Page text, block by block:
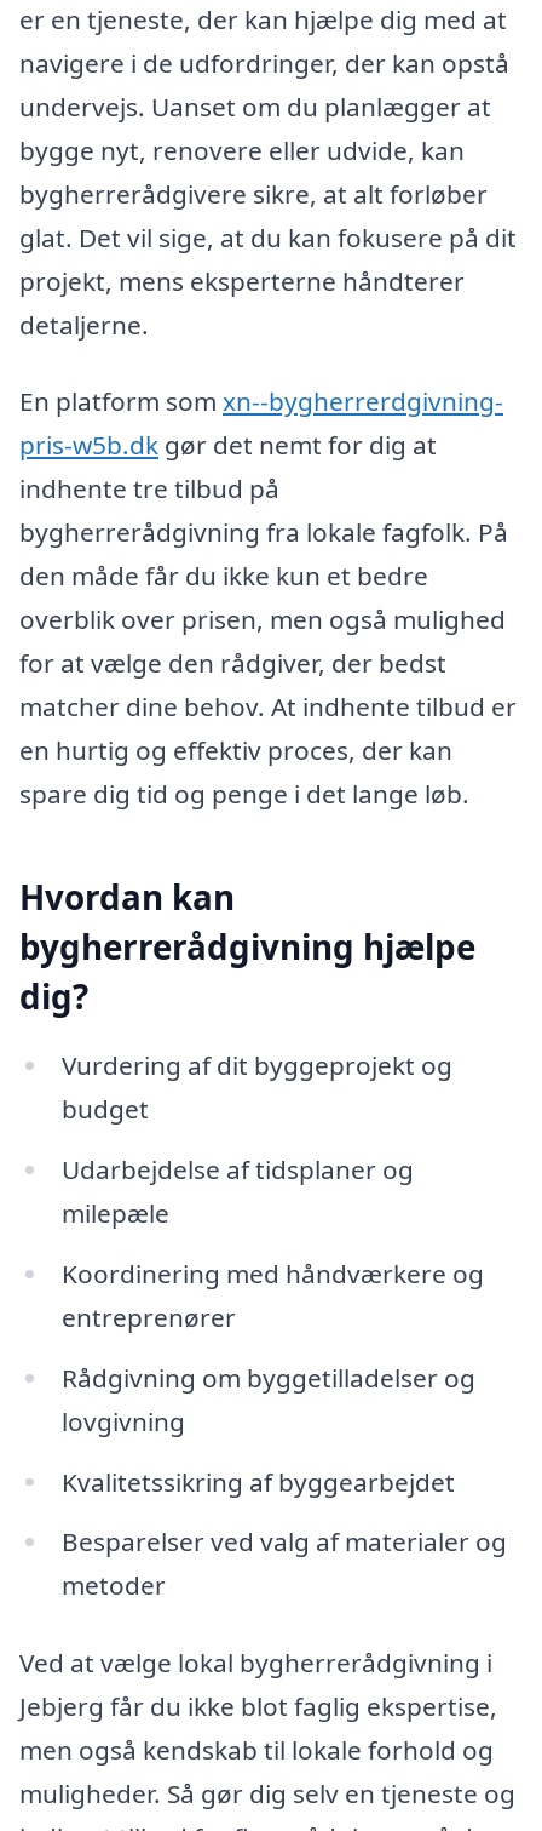
er en tjeneste, der kan hjælpe dig med at
navigere i de udfordringer, der kan opstå
undervejs. Uanset om du planlægger at
bygge nyt, renovere eller udvide, kan
bygherrerådgivere sikre, at alt forløber
glat. Det vil sige, at du kan fokusere på dit
projekt, mens eksperterne håndterer
detaljerne.
En platform som xn--bygherrerdgivning-
pris-w5b.dk gør det nemt for dig at
indhente tre tilbud på
bygherrerådgivning fra lokale fagfolk. På
den måde får du ikke kun et bedre
overblik over prisen, men også mulighed
for at vælge den rådgiver, der bedst
matcher dine behov. At indhente tilbud er
en hurtig og effektiv proces, der kan
spare dig tid og penge i det lange løb.
Hvordan kan
bygherrerådgivning hjælpe
dig?
Vurdering af dit byggeprojekt og
budget
Udarbejdelse af tidsplaner og
milepæle
Koordinering med håndværkere og
entreprenører
Rådgivning om byggetilladelser og
lovgivning
Kvalitetssikring af byggearbejdet
Besparelser ved valg af materialer og
metoder
Ved at vælge lokal bygherrerådgivning i
Jebjerg får du ikke blot faglig ekspertise,
men også kendskab til lokale forhold og
muligheder. Så gør dig selv en tjeneste og